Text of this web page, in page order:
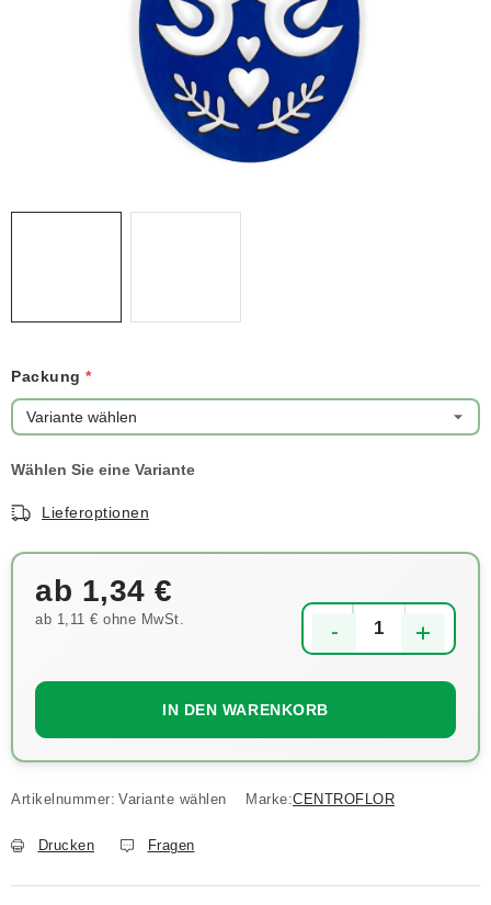
TIPY NA TVOŘENÍ
Kontaktieren Sie uns
Über uns
Geschäftsbedingungen
Packung
Lieferoptionen
ab 1,34 €
ab 1,11 € ohne MwSt.
IN DEN WARENKORB
Artikelnummer: Variante wählen Marke:CENTROFLOR
Drucken Fragen